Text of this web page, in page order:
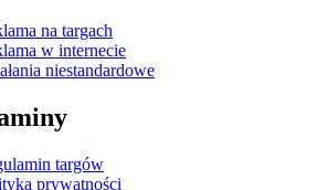
na targach
w internecie
niestandardowe
targów
prywatności